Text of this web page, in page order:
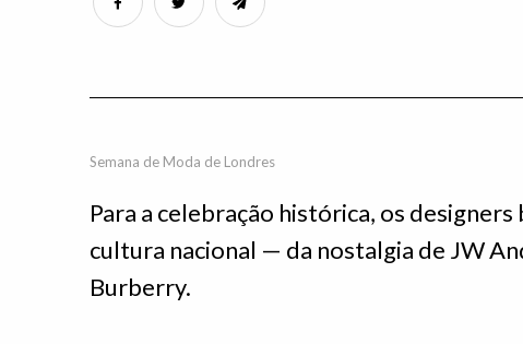
Semana de Moda de Londres
Para a celebração histórica, os
cultura nacional — da nostalgia de JW
Burberry.